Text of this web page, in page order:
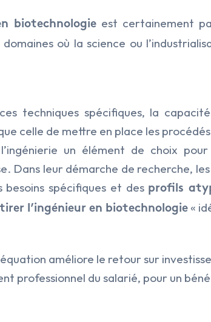
biotechnologie est certainement
où la science ou
techniques spécifiques, la
celle de mettre en place les
un élément de choix
Dans leur démarche de recherche,
spécifiques et des profils
l’ingénieur en biotechnologie «
améliore le retour sur
professionnel du salarié, pour un